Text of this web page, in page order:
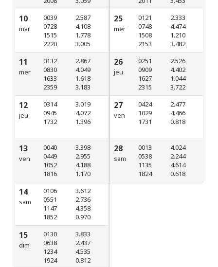
10
mar
0039
0728
1515
2220
2.587
4.108
1.778
3.005
11
mer
0132
0830
1633
2359
2.867
4.049
1.618
3.183
12
jeu
0314
0945
1732
3.019
4.072
1.396
13
ven
0040
0449
1052
1816
3.398
2.955
4.188
1.170
14
sam
0106
0551
1147
1852
3.612
2.736
4.358
0.970
15
dim
0130
0638
1234
1924
3.833
2.437
4.535
0.812
25
mer
0121
0748
1508
2153
2.333
4.474
1.210
3.482
26
jeu
0251
0909
1627
2315
2.526
4.402
1.044
3.722
27
ven
0424
1029
1731
2.477
4.466
0.818
28
sam
0013
0538
1135
1824
4.024
2.244
4.614
0.618